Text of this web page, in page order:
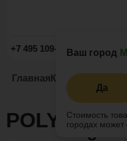
Ваш город
Да
Стоимость
городах может
+7 495 109-52-09
Главная Каталог